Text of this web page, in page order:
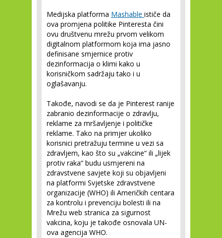
Medijska platforma Mashable ističe da
ova promjena politike Pinteresta čini
ovu društvenu mrežu prvom velikom
digitalnom platformom koja ima jasno
definisane smjernice protiv
dezinformacija o klimi kako u
korisničkom sadržaju tako i u
oglašavanju.
Takođe, navodi se da je Pinterest ranije
zabranio dezinformacije o zdravlju,
reklame za mršavljenje i političke
reklame. Tako na primjer ukoliko
korisnici pretražuju termine u vezi sa
zdravljem, kao što su „vakcine“ ili „lijek
protiv raka“ budu usmjereni na
zdravstvene savjete koji su objavljeni
na platformi Svjetske zdravstvene
organizacije (WHO) ili Američkih centara
za kontrolu i prevenciju bolesti ili na
Mrežu web stranica za sigurnost
vakcina, koju je takođe osnovala UN-
ova agencija WHO.